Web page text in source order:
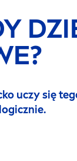
uczy się